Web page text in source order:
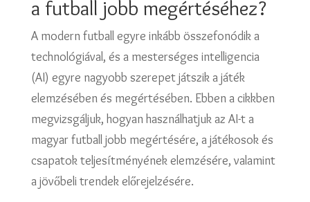
a futball jobb megértéséhez?
A modern futball egyre inkább összefonódik a
technológiával, és a mesterséges intelligencia
(AI) egyre nagyobb szerepet játszik a játék
elemzésében és megértésében. Ebben a cikkben
megvizsgáljuk, hogyan használhatjuk az AI-t a
magyar futball jobb megértésére, a játékosok és
csapatok teljesítményének elemzésére, valamint
a jövőbeli trendek előrejelzésére.